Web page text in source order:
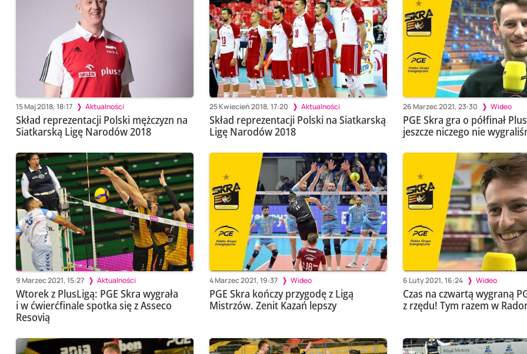
15 Maj 2018, 18:17 Aktualności
Skład reprezentacji Polski mężczyzn na
Siatkarską Ligę Narodów 2018
25 Kwiecień 2018, 17:20 Aktualności
Skład reprezentacji Polski na Siatkarską
Ligę Narodów 2018
26 Marzec 2021, 23:30 Wideo
PGE Skra gra o półfinał
jeszcze niczego nie
9 Marzec 2021, 15:27 Aktualności
Wtorek z PlusLigą: PGE Skra wygrała
i w ćwierćfinale spotka się z Asseco
Resovią
4 Marzec 2021, 19:37 Wideo
PGE Skra kończy przygodę z Ligą
Mistrzów. Zenit Kazań lepszy
6 Luty 2021, 16:24 Wideo
Czas na czwartą wygraną
z rzędu! Tym razem w